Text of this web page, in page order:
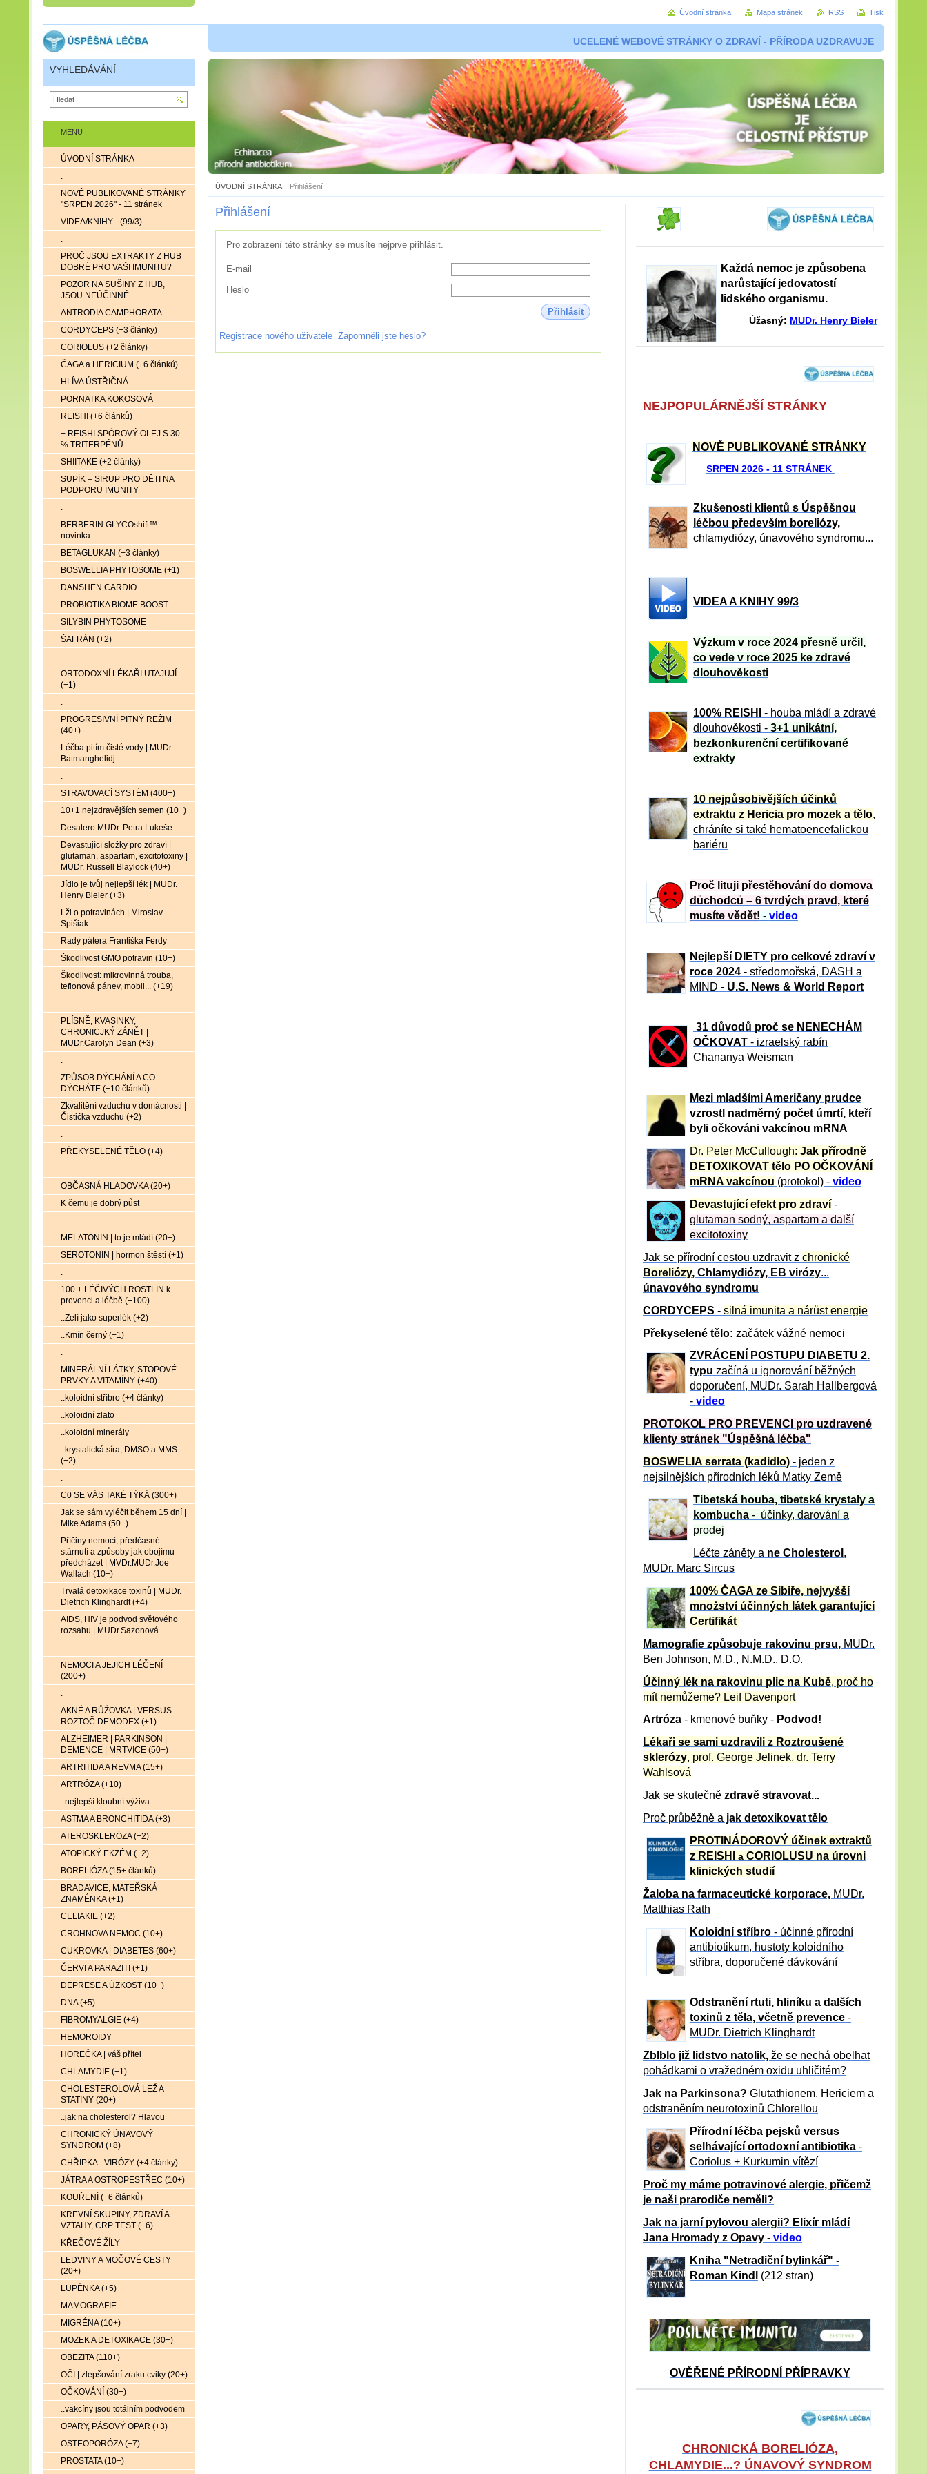
UCELENÉ WEBOVÉ STRÁNKY O ZDRAVÍ - PŘÍRODA UZDRAVUJE
ÚVODNÍ STRÁNKA | Přihlášení
Přihlášení
Pro zobrazení této stránky se musíte nejprve přihlásit.
E-mail
Heslo
Přihlásit
Registrace nového uživatele Zapomněli jste heslo?
Každá nemoc je způsobena
narůstající jedovatostí
lidského organismu.
Úžasný: MUDr. Henry Bieler
NEJPOPULÁRNĚJŠÍ STRÁNKY
NOVĚ PUBLIKOVANÉ STRÁNKY
SRPEN 2026 - 11 STRÁNEK
Zkušenosti klientů s Úspěšnou
léčbou především boreliózy,
chlamydiózy, únavového syndromu...
VIDEA A KNIHY 99/3
Výzkum v roce 2024 přesně určil,
co vede v roce 2025 ke zdravé
dlouhověkosti
100% REISHI
- houba mládí a zdravé
dlouhověkosti - 3+1 unikátní,
bezkonkurenční certifikované
extrakty
10 nejpůsobivějších účinků
extraktu z Hericia pro mozek a tělo,
chráníte si také hematoencefalickou
bariéru
Proč lituji přestěhování do domova
důchodců – 6 tvrdých pravd, které
musíte vědět! - video
Nejlepší DIETY pro celkové zdraví v
roce 2024 - středomořská, DASH a
MIND - U.S. News & World Report
31 důvod ů proč se NENECHÁM
OČKOVAT - izraelský rabín
Chananya Weisman
Mezi mladšími Američany prudce
vzrostl nadměrný počet úmrtí, kteří
byli očkováni vakcínou mRNA
Dr. Peter McCullough: Jak přírodně
DETOXIKOVAT tělo PO OČKOVÁNÍ
mRNA vakcínou (protokol) - video
Devastující efekt pro zdraví-
glutaman sodný, aspartam a další
excitotoxiny
Jak se přírodní cestou uzdravit z chronické
Boreliózy, Chlamydiózy, EB virózy...
únavového syndromu
CORDYCEPS - silná imunita a nárůst energie
Překyselené tělo: začátek vážné nemoci
ZVRÁCE NÍ POSTUPU DIABETU 2.
typu začíná u ignorování běžných
doporučení, MUDr. Sarah Hallbergová
- video
PROTOKOL PRO PREVENCI pro uzdravené
klienty stránek "Úspěšná léčba"
BOSWELIA serrata (kadidlo) - jeden z
nejsilnějších přírodních léků Matky Země
Tibetská houba, tibetské krystaly a
kombucha - účinky, darování a
prodej
Léčte záněty a ne Cholesterol ,
MUDr. Marc Sircus
100% ČAGA ze Sibiře, nejvyšší
množství účinných látek garantující
Certifikát
Mamografie způsobuje rakovinu prsu, MUDr.
Ben Johnson, M.D., N.M.D., D.O.
Účinný lék na rakovinu plic na Kubě, proč ho
mít nemůžeme? Leif Davenport
Artróza - kmenové buňky - Podvod!
Lékaři se sami uzdravili z Roztroušené
sklerózy, prof. George Jelinek, dr. Terry
Wahlsová
Jak se skutečně zdravě stravovat...
Proč průběžně a jak detoxikovat tělo
PROTINÁDOROVÝ účinek extraktů
z REISHI a CORIOLUSU na úrovni
klinických studií
Žaloba na farmaceutické korporace, MUDr.
Matthias Rath
Koloidní stříbro- účinné přírodní
antibiotikum, hustoty koloidního
stříbra, doporučené dávkování
Odstranění rtuti, hliníku a dalších
toxinů z těla, včetně prevence -
MUDr. Dietrich Klinghardt
Zblblo již lidstvo natolik, že se nechá obelhat
pohádkami o vražedném oxidu uhličitém?
Jak na Parkinsona? Glutathionem, Hericiem a
odstraněním neurotoxinů Chlorellou
Přírodní léčba pejsků versus
selhávající ortodoxní antibiotika -
Coriolus + Kurkumin vítězí
Proč my máme potravinové alergie, přičemž
je naši prarodiče neměli?
Jak na jarní pylovou alergii? Elixír mládí
Jana Hromady z Opavy - video
Kniha "Netradiční bylinkář" -
Roman Kindl
(212 stran)
OVĚŘENÉ PŘÍRODNÍ PŘÍPRAVKY
CHRONICKÁ BORELIÓZA,
CHLAMYDIE...? ÚNAVOVÝ SYNDROM
MENU
ÚVODNÍ STRÁNKA
.
NOVĚ PUBLIKOVANÉ STRÁNKY
"SRPEN 2026" - 11 stránek
VIDEA/KNIHY... (99/3)
.
PROČ JSOU EXTRAKTY Z HUB
DOBRÉ PRO VAŠI IMUNITU?
POZOR NA SUŠINY Z HUB,
JSOU NEÚČINNÉ
ANTRODIA CAMPHORATA
CORDYCEPS (+3 články)
CORIOLUS (+2 články)
ČAGA a HERICIUM (+6 článků)
HLÍVA ÚSTŘIČNÁ
PORNATKA KOKOSOVÁ
REISHI (+6 článků)
+ REISHI SPÓROVÝ OLEJ S 30
% TRITERPÉNŮ
SHIITAKE (+2 články)
SUPÍK – SIRUP PRO DĚTI NA
PODPORU IMUNITY
.
BERBERIN GLYCOshift™ -
novinka
BETAGLUKAN (+3 články)
BOSWELLIA PHYTOSOME (+1)
DANSHEN CARDIO
PROBIOTIKA BIOME BOOST
SILYBIN PHYTOSOME
ŠAFRÁN (+2)
.
ORTODOXNÍ LÉKAŘI UTAJUJÍ
(+1)
.
PROGRESIVNÍ PITNÝ REŽIM
(40+)
Léčba pitím čisté vody | MUDr.
Batmanghelidj
.
STRAVOVACÍ SYSTÉM (400+)
10+1 nejzdravějších semen (10+)
Desatero MUDr. Petra Lukeše
Devastující složky pro zdraví |
glutaman, aspartam, excitotoxiny |
MUDr. Russell Blaylock (40+)
Jídlo je tvůj nejlepší lék | MUDr.
Henry Bieler (+3)
Lži o potravinách | Miroslav
Spišiak
Rady pátera Františka Ferdy
Škodlivost GMO potravin (10+)
Škodlivost: mikrovlnná trouba,
teflonová pánev, mobil... (+19)
.
PLÍSNĚ, KVASINKY,
CHRONICJKÝ ZÁNĚT |
MUDr.Carolyn Dean (+3)
.
ZPŮSOB DÝCHÁNÍ A CO
DÝCHÁTE (+10 článků)
Zkvalitění vzduchu v domácnosti |
Čistička vzduchu (+2)
.
PŘEKYSELENÉ TĚLO (+4)
.
OBČASNÁ HLADOVKA (20+)
K čemu je dobrý půst
.
MELATONIN | to je mládí (20+)
SEROTONIN | hormon štěstí (+1)
.
100 + LÉČIVÝCH ROSTLIN k
prevenci a léčbě (+100)
..Zelí jako superlék (+2)
..Kmín černý (+1)
.
MINERÁLNÍ LÁTKY, STOPOVÉ
PRVKY A VITAMÍNY (+40)
..koloidní stříbro (+4 články)
..koloidní zlato
..koloidní minerály
..krystalická síra, DMSO a MMS
(+2)
.
C0 SE VÁS TAKÉ TÝKÁ (300+)
Jak se sám vyléčit během 15 dní |
Mike Adams (50+)
Příčiny nemocí, předčasné
stárnutí a způsoby jak obojímu
předcházet | MVDr.MUDr.Joe
Wallach (10+)
Trvalá detoxikace toxinů | MUDr.
Dietrich Klinghardt (+4)
AIDS, HIV je podvod světového
rozsahu | MUDr.Sazonová
.
NEMOCI A JEJICH LÉČENÍ
(200+)
.
AKNÉ A RŮŽOVKA | VERSUS
ROZTOČ DEMODEX (+1)
ALZHEIMER | PARKINSON |
DEMENCE | MRTVICE (50+)
ARTRITIDA A REVMA (15+)
ARTRÓZA (+10)
..nejlepší kloubní výživa
ASTMA A BRONCHITIDA (+3)
ATEROSKLERÓZA (+2)
ATOPICKÝ EKZÉM (+2)
BORELIÓZA (15+ článků)
BRADAVICE, MATEŘSKÁ
ZNAMÉNKA (+1)
CELIAKIE (+2)
CROHNOVA NEMOC (10+)
CUKROVKA | DIABETES (60+)
ČERVI A PARAZITI (+1)
DEPRESE A ÚZKOST (10+)
DNA (+5)
FIBROMYALGIE (+4)
HEMOROIDY
HOREČKA | váš přítel
CHLAMYDIE (+1)
CHOLESTEROLOVÁ LEŽ A
STATINY (20+)
..jak na cholesterol? Hlavou
CHRONICKÝ ÚNAVOVÝ
SYNDROM (+8)
CHŘIPKA - VIRÓZY (+4 články)
JÁTRA A OSTROPESTŘEC (10+)
KOUŘENÍ (+6 článků)
KREVNÍ SKUPINY, ZDRAVÍ A
VZTAHY, CRP TEST (+6)
KŘEČOVÉ ŽÍLY
LEDVINY A MOČOVÉ CESTY
(20+)
LUPÉNKA (+5)
MAMOGRAFIE
MIGRÉNA (10+)
MOZEK A DETOXIKACE (30+)
OBEZITA (110+)
OČI | zlepšování zraku cviky (20+)
OČKOVÁNÍ (30+)
..vakcíny jsou totálním podvodem
OPARY, PÁSOVÝ OPAR (+3)
OSTEOPORÓZA (+7)
PROSTATA (10+)
VYHLEDÁVÁNÍ
Úvodní stránka Mapa stránek RSS Tisk